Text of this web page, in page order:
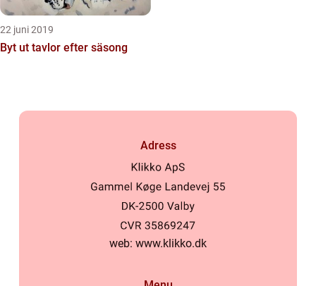
22 juni 2019
Byt ut tavlor efter säsong
Adress
web: www.klikko.dk